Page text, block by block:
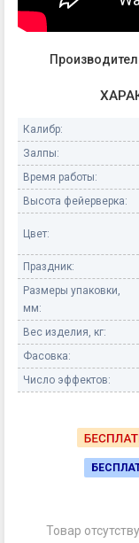
Калибр:
Залпы:
Время работы:
Высота фейерверка:
Цвет:
Праздник:
Размеры упаковки,
мм:
Вес изделия, кг:
Фасовка:
Число эффектов:
Товар